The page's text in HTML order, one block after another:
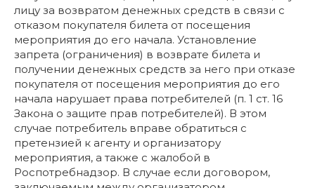
лицу за возвратом денежных средств в связи с
отказом покупателя билета от посещения
мероприятия до его начала. Установление
запрета (ограничения) в возврате билета и
получении денежных средств за него при отказе
покупателя от посещения мероприятия до его
начала нарушает права потребителей (п. 1 ст. 16
Закона о защите прав потребителей). В этом
случае потребитель вправе обратиться с
претензией к агенту и организатору
мероприятия, а также с жалобой в
Роспотребнадзор. В случае если договором,